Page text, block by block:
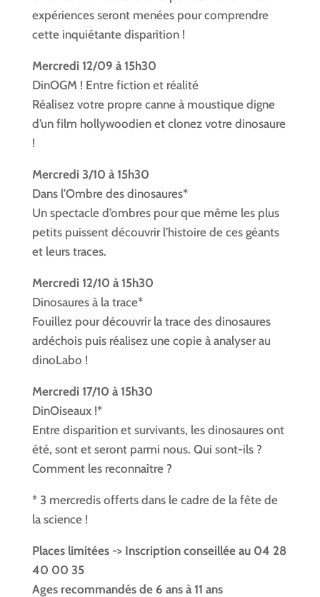
expériences seront menées pour comprendre
cette inquiétante disparition !
Mercredi 12/09 à 15h30
DinOGM ! Entre fiction et réalité
Réalisez votre propre canne à moustique digne
d’un film hollywoodien et clonez votre dinosaure
!
Mercredi 3/10 à 15h30
Dans l’Ombre des dinosaures*
Un spectacle d’ombres pour que même les plus
petits puissent découvrir l’histoire de ces géants
et leurs traces.
Mercredi 12/10 à 15h30
Dinosaures à la trace*
Fouillez pour découvrir la trace des dinosaures
ardéchois puis réalisez une copie à analyser au
dinoLabo !
Mercredi 17/10 à 15h30
DinOiseaux !*
Entre disparition et survivants, les dinosaures ont
été, sont et seront parmi nous. Qui sont-ils ?
Comment les reconnaître ?
* 3 mercredis offerts dans le cadre de la fête de
la science !
Places limitées -> Inscription conseillée au 04 28
40 00 35
Ages recommandés de 6 ans à 11 ans